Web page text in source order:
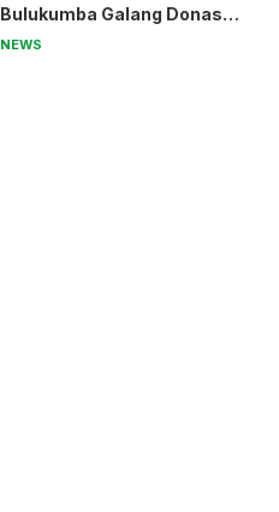
Bulukumba Galang Donasi
untuk Pak Pardi
NEWS